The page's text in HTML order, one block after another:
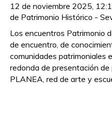
12 de noviembre 2025,
de Patrimonio Histórico -
Los encuentros Patrimonio
de encuentro, de
comunidades patrimoniales
redonda de presentación
PLANEA, red de arte y